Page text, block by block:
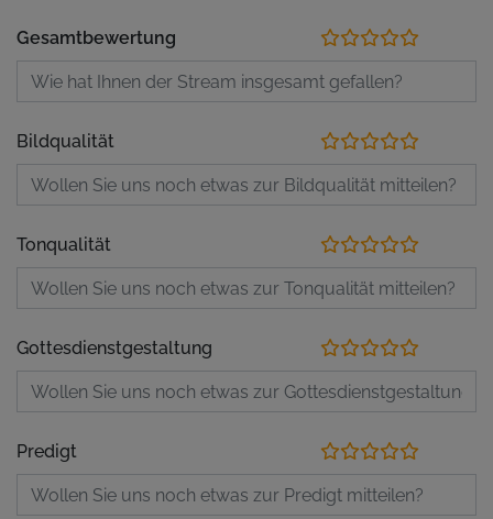
Gesamtbewertung
Bildqualität
Tonqualität
Gottesdienstgestaltung
Predigt